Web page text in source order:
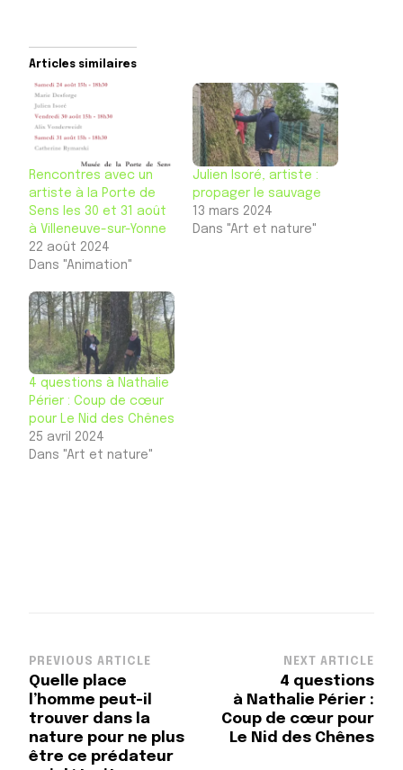
Articles similaires
Rencontres avec un
artiste à la Porte de
Sens les 30 et 31 août
à Villeneuve-sur-Yonne
22 août 2024
Dans "Animation"
Julien Isoré, artiste :
propager le sauvage
13 mars 2024
Dans "Art et nature"
4 questions à Nathalie
Périer : Coup de cœur
pour Le Nid des Chênes
25 avril 2024
Dans "Art et nature"
Post
Navigation
PREVIOUS ARTICLE
Quelle place
l’homme peut-il
trouver dans la
nature pour ne plus
être ce prédateur
NEXT ARTICLE
4 questions
à Nathalie Périer :
Coup de cœur pour
Le Nid des Chênes